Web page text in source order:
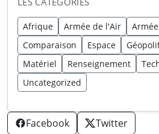
Afrique Armée de l'Air
Comparaison
Espace
Matériel
Renseignement
Uncategorized
Facebook Twitter